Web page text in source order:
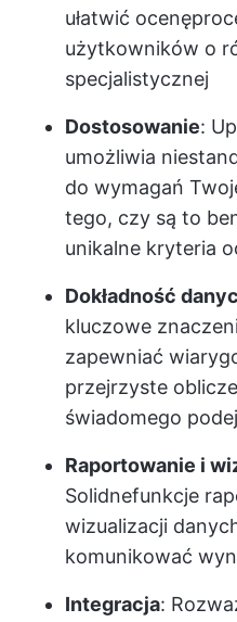
ułatwić ocenę
użytkowników o
specjalistycznej
Dostosowanie:
umożliwia
do wymagań
tego, czy są to
unikalne kryteria
Dokładność
kluczowe
zapewniać
przejrzyste
świadomego
Raportowanie i
Solidnefunkcje
wizualizacji
komunikować
Integracja: